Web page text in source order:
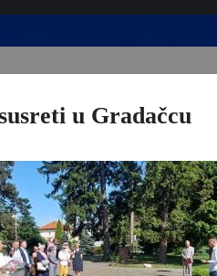
ZAHTJEVA ZA
TROŠKOVA PROVOĐENJA
u Gradačcu